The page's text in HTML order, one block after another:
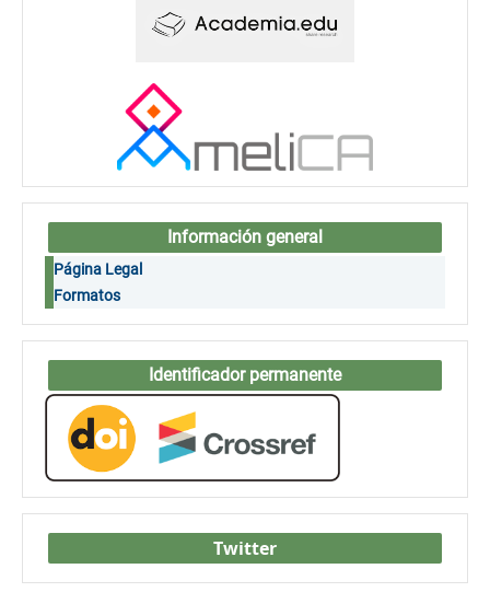
Información general
Página Legal
Formatos
Identificador permanente
Twitter